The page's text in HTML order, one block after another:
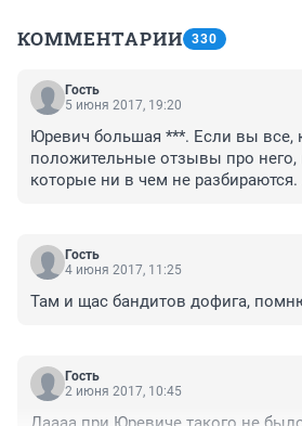
КОММЕНТАРИИ 330
Гость
5 июня 2017, 19:20
Юревич большая ***. Если вы все,
положительные отзывы про него,
которые ни в чем не
на него уголовное дело? Все про
нужно садить огромное
вплоть до силовиков. А
бы Миша на Аристова не попер, то
Гость
4 июня 2017, 11:25
Там и щас бандитов дофига,
Гость
2 июня 2017, 10:45